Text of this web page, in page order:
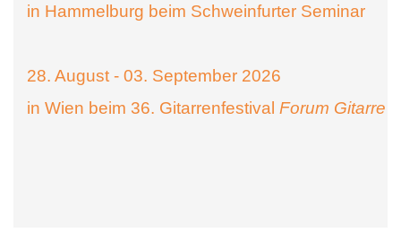
in Hammelburg beim Schweinfurter Seminar
28. August - 03. September 2026
in Wien beim 36. Gitarrenfestival Forum Gitarre